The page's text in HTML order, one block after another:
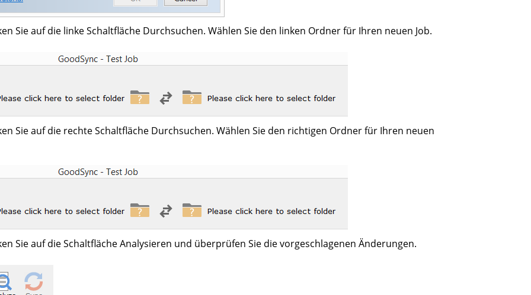
Sie auf die linke Schaltfläche Durchsuchen. Wählen Sie den linken Ordner für Ihren neuen Job.
Sie auf die rechte Schaltfläche Durchsuchen. Wählen Sie den richtigen Ordner für Ihren neuen
Sie auf die Schaltfläche Analysieren und überprüfen Sie die vorgeschlagenen Änderungen.